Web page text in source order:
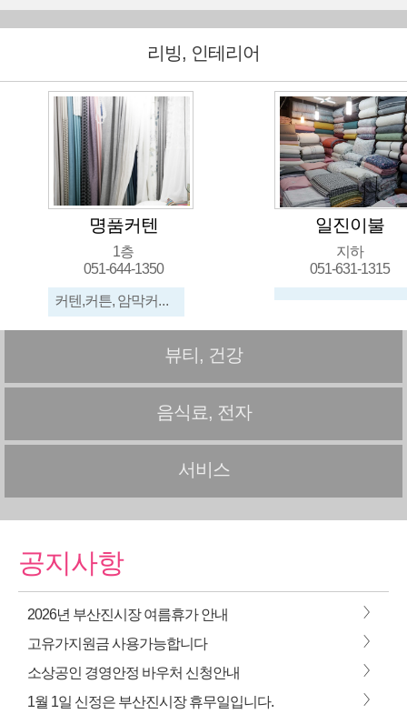
리빙, 인테리어
명품커텐
1층
051-644-1350
커텐,커튼, 암막커텐,암막커튼, 블라인드, 콤비블라인드, 수입커텐,수입커튼, 우드블라인드, 쇼파커버링...
일진이불
지하
051-631-1315
뷰티, 건강
음식료, 전자
서비스
공지사항
2026년 부산진시장 여름휴가 안내 >
고유가지원금 사용가능합니다 >
소상공인 경영안정 바우처 신청안내 >
1월 1일 신정은 부산진시장 휴무일입니다. >